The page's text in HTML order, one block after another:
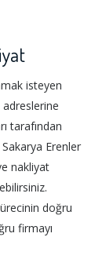
isteyen
adreslerine
tarafından
Erenler
nakliyat
doğru
firmayı